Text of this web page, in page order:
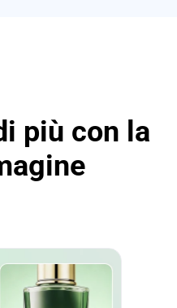
più con la